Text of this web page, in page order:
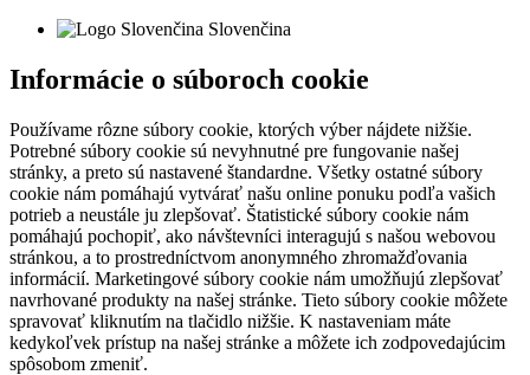
Slovenčina
Informácie o súboroch cookie
Používame rôzne súbory cookie, ktorých výber nájdete nižšie.
Potrebné súbory cookie sú nevyhnutné pre fungovanie našej
stránky, a preto sú nastavené štandardne. Všetky ostatné súbory
cookie nám pomáhajú vytvárať našu online ponuku podľa vašich
potrieb a neustále ju zlepšovať. Štatistické súbory cookie nám
pomáhajú pochopiť, ako návštevníci interagujú s našou webovou
stránkou, a to prostredníctvom anonymného zhromažďovania
informácií. Marketingové súbory cookie nám umožňujú zlepšovať
navrhované produkty na našej stránke. Tieto súbory cookie môžete
spravovať kliknutím na tlačidlo nižšie. K nastaveniam máte
kedykoľvek prístup na našej stránke a môžete ich zodpovedajúcim
spôsobom zmeniť.